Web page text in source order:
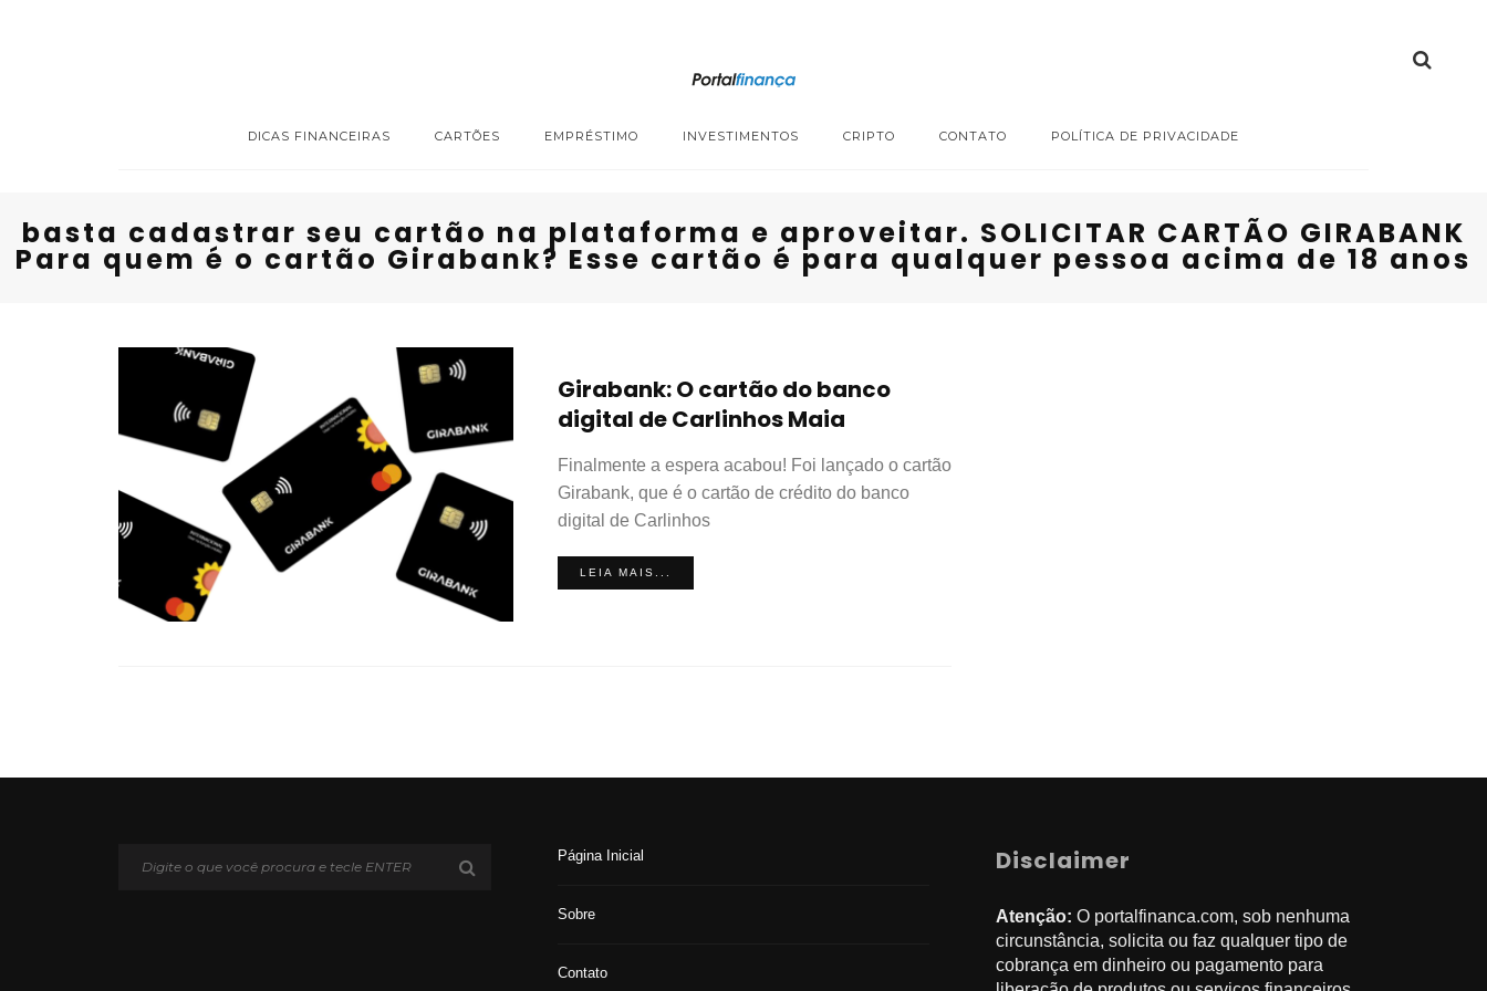
DICAS FINANCEIRAS CARTÕES EMPRÉSTIMO INVESTIMENTOS CRIPTO CONTATO POLÍTICA DE PRIVACIDADE
basta cadastrar seu cartão na plataforma e aproveitar. SOLICITAR CARTÃO GIRABANK
Para quem é o cartão Girabank? Esse cartão é para qualquer pessoa acima de 18 anos
Girabank: O cartão do banco
digital de Carlinhos Maia
Finalmente a espera acabou! Foi lançado o cartão
Girabank, que é o cartão de crédito do banco
digital de Carlinhos
LEIA MAIS...
Página Inicial
Sobre
Contato
Disclaimer
Atenção:O portalfinanca.com, sob nenhuma
circunstância, solicita ou faz qualquer tipo de
cobrança em dinheiro ou pagamento para